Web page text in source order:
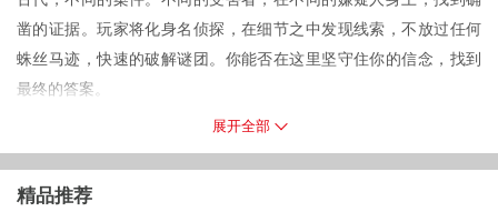
凿的证据。玩家将化身名侦探，在细节之中发现线索，不放过任何
蛛丝马迹，快速的破解谜团。你能否在这里坚守住你的信念，找到
最终的答案。
接连发生，多人遇害。是谁隐藏在黑暗之中?谁是这一切的幕后主
宰。这些问题都需要你来考虑。
展开全部
精品推荐